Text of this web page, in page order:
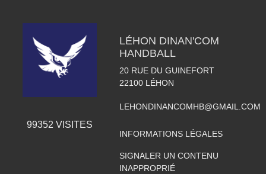
99352 VISITES
LÉHON DINAN'COM
HANDBALL
20 RUE DU GUINEFORT
22100 LÉHON
LEHONDINANCOMHB@GMAIL.COM
INFORMATIONS LÉGALES
SIGNALER UN CONTENU
INAPPROPRIÉ